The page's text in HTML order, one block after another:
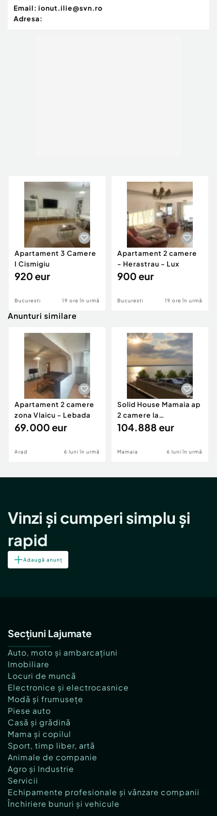
Email: ionut.ilie@svn.ro
Adresa:
Apartament 3 Camere
I Cismigiu
920 eur
Bucuresti 19 ore în urmă
Apartament 2 camere
- Herastrau - Lux
900 eur
Bucuresti 19 ore în urmă
Anunturi similare
Apartament 2 camere
zona Vlaicu - Lebada
69.000 eur
Arad 6 luni în urmă
Solid House Mamaia ap
2 camere la
cheie,langa Mega
104.888 eur
Mamaia 6 luni în urmă
Vinzi și cumperi simplu și
rapid
Adaugă anunț
Secțiuni Lajumate
Auto, moto și ambarcațiuni
Imobiliare
Locuri de muncă
Electronice și electrocasnice
Modă și frumusețe
Piese auto
Casă și grădină
Mama și copilul
Sport, timp liber, artă
Animale de companie
Agro și Industrie
Servicii
Echipamente profesionale și vânzare companii
Închiriere bunuri și vehicule